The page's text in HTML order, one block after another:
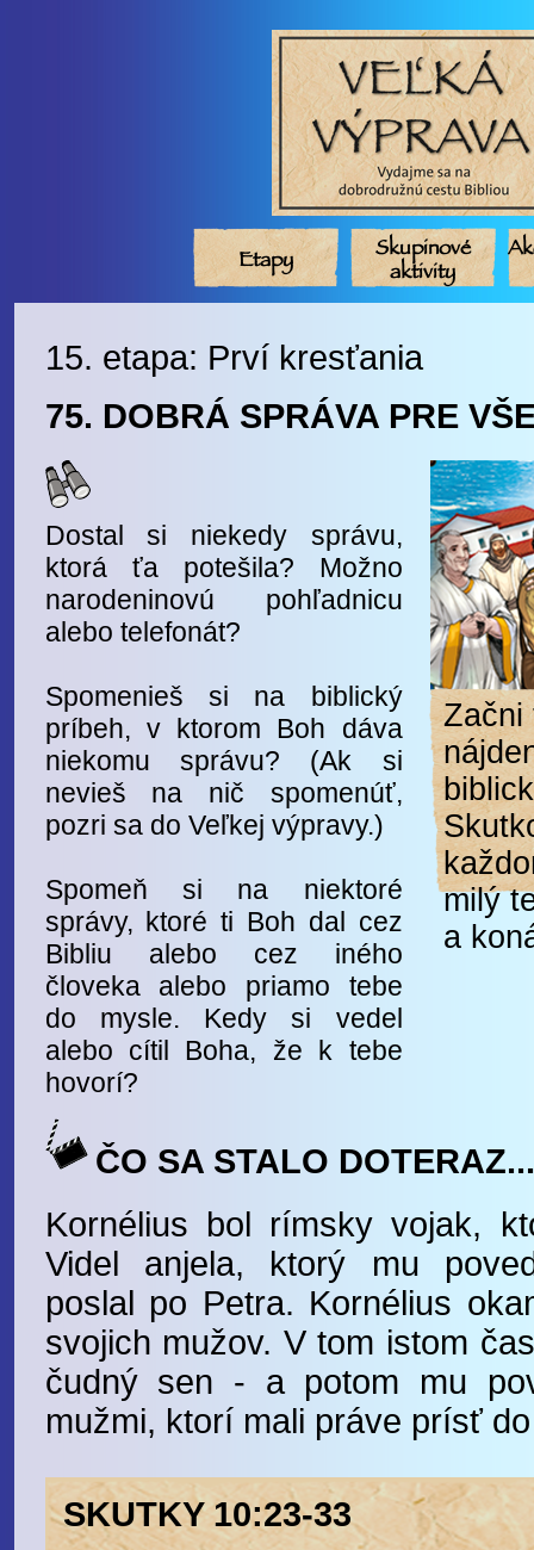
Etapy
Skupinové
aktivity
15. etapa: Prví kresťania
75. DOBRÁ SPRÁVA PRE
Dostal si niekedy správu,
ktorá ťa potešila? Možno
narodeninovú pohľadnicu
alebo telefonát?
Spomenieš si na biblický
príbeh, v ktorom Boh dáva
niekomu správu? (Ak si
nevieš na nič spomenúť,
pozri sa do Veľkej výpravy.)
Spomeň si na niektoré
správy, ktoré ti Boh dal cez
Bibliu alebo cez iného
človeka alebo priamo tebe
do mysle. Kedy si vedel
alebo cítil Boha, že k tebe
hovorí?
Začni
milý
a
ČO SA STALO DOTERAZ...
Kornélius bol rímsky vojak,
Videl anjela, ktorý mu
poslal po Petra. Kornélius
svojich mužov. V tom istom
čudný sen - a potom mu
mužmi, ktorí mali práve prísť
SKUTKY 10:23-33